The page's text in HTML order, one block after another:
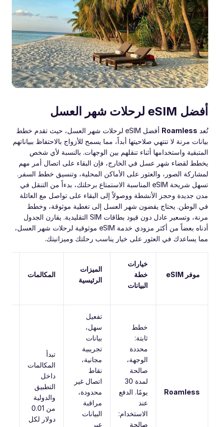
أفضل eSIM لرحلات شهر العسل
تُعد Roamless
أفضل eSIM لرحلات شهر العسل، حيث تقدم خطط
بيانات مرنة لا تنتهي صلاحيتها أبداً، مما يسمح للأزواج بالاحتفاظ ببياناتهم
المتبقية واستخدامها أثناء تنقلهم بين الوجهات. بالنسبة لأي شخص
يخطط لقضاء شهر عسل في الخارج، فإن البقاء على اتصال أمر مهم
لمشاركة الصور، والعثور على الأماكن المحلية، وتنسيق خطط السفر.
تسهل شريحة eSIM المناسبة الاستمتاع برحلتك، بدءاً من التنقل في
مدن جديدة وحجز الأنشطة ووصولاً إلى البقاء على تواصل مع العائلة
في الوطن. يحتاج يقضون شهر العسل إلى تغطية موثوقة، وخطط
مرنة، وتسعير عادل دون قيود بطاقات SIM التقليدية. يقارن الجدول
أدناه بعضاً من أكثر مزودي خدمة eSIM موثوقية لرحلات شهر العسل،
مما يساعدك في العثور على خيار يناسب رحلتك وميزانيتك.
موفر eSIM
خيارات
خطة
البيانات
الميزات
الرئيسية
المكالمات
Roamless
خطط
ثابتة:
محددة
الوجهة،
صالحة
لمدة 30
يومًا. الدفع
عند
الاستخدام:
صالحة
تفعيل
سهل،
بيانات
تجريبية
مجانية،
نقاط
اتصال غير
محدودة،
مراقبة
البيانات
عبر
تبدأ
المكالمات
داخل
التطبيق
والدولية
من 0.01
دولار لكل